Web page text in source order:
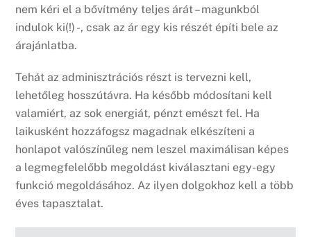
nem kéri el a bővítmény teljes árát – magunkból
indulok ki(!) -, csak az ár egy kis részét építi bele az
árajánlatba.
Tehát az adminisztrációs részt is tervezni kell,
lehetőleg hosszútávra. Ha később módosítani kell
valamiért, az sok energiát, pénzt emészt fel. Ha
laikusként hozzáfogsz magadnak elkészíteni a
honlapot valószínűleg nem leszel maximálisan képes
a legmegfelelőbb megoldást kiválasztani egy-egy
funkció megoldásához. Az ilyen dolgokhoz kell a több
éves tapasztalat.